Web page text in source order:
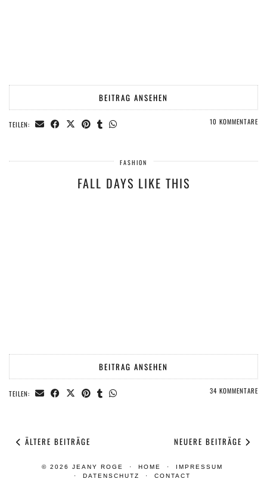
BEITRAG ANSEHEN
TEILEN: 10 KOMMENTARE
FASHION
FALL DAYS LIKE THIS
BEITRAG ANSEHEN
TEILEN: 34 KOMMENTARE
ÄLTERE BEITRÄGE NEUERE BEITRÄGE
© 2026 JEANY ROGE HOME
IMPRESSUM
DATENSCHUTZ
CONTACT